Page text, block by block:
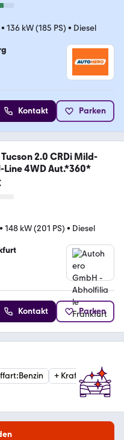
• 136 kW (185 PS) • Diesel
Kontakt Parken
2.0 CRDi Mild-
Line 4WD Aut.*360*
• 148 kW (201 PS) • Diesel
Kontakt Parken
:Benzin + Kraftstoffart